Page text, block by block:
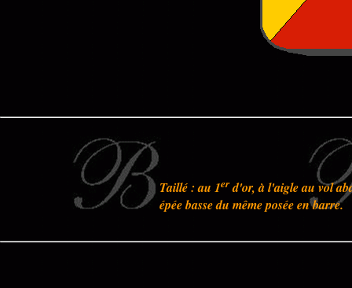
Taillé : au 1erd'or, à l'aigle au vol
épée basse du même posée en barre.